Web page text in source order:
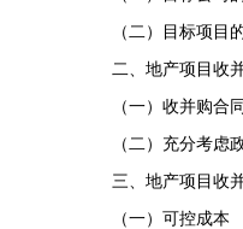
（二）目标项目的
二、地产项目收
（一）收并购合同
（二）充分考虑政
三、地产项目收并
（一）可控成本